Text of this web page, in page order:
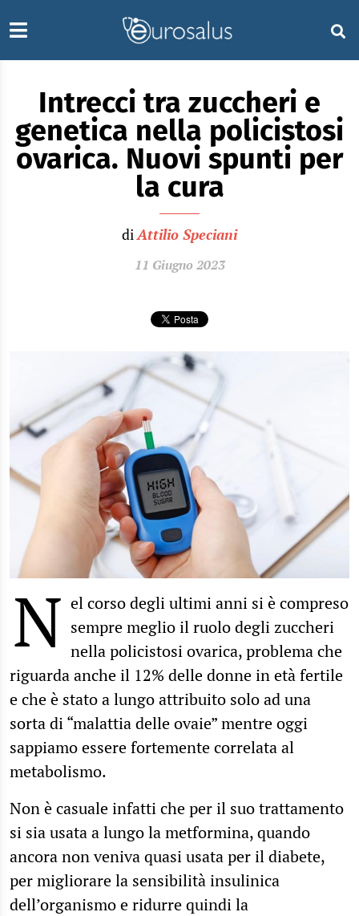
Intrecci tra zuccheri e
genetica nella policistosi
ovarica. Nuovi spunti per
la cura
diAttilio Speciani
11 Giugno 2023
N el corso degli ultimi anni si è compreso
sempre meglio il ruolo degli zuccheri
nella policistosi ovarica, problema che
riguarda anche il 12% delle donne in età fertile
e che è stato a lungo attribuito solo ad una
sorta di “malattia delle ovaie” mentre oggi
sappiamo essere fortemente correlata al
metabolismo.
Non è casuale infatti che per il suo trattamento
si sia usata a lungo la metformina, quando
ancora non veniva quasi usata per il diabete,
per migliorare la sensibilità insulinica
dell’organismo e ridurre quindi la